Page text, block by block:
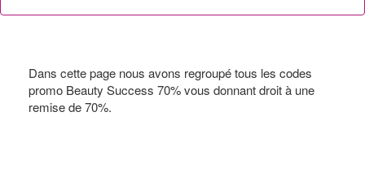
Dans cette page nous avons regroupé tous les codes
promo Beauty Success 70% vous donnant droit à une
remise de 70%.